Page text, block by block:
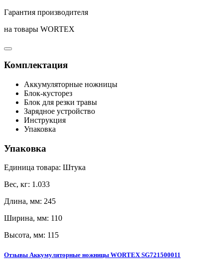
Гарантия производителя
на товары WORTEX
Комплектация
Аккумуляторные ножницы
Блок-кусторез
Блок для резки травы
Зарядное устройство
Инструкция
Упаковка
Упаковка
Единица товара: Штука
Вес, кг: 1.033
Длина, мм: 245
Ширина, мм: 110
Высота, мм: 115
Отзывы Аккумуляторные ножницы WORTEX SG721500011